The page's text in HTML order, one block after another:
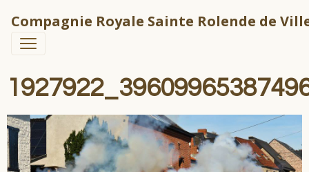
Compagnie Royale Sainte Rolende de